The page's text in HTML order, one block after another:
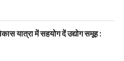
यात्रा में सहयोग दें उद्योग समूह :